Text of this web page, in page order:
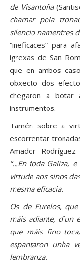
de Visantoña
chamar pola
silencio namentres
“ineficaces” para
igrexas de San
que en ambos
obxecto dos
chegaron a botar
instrumentos.
Tamén sobre a
escorrentar
Amador
“...En toda Galiza,
virtude aos sinos
mesma eficacia.
Os de Furelos,
máis adiante, d´un
que máis fino
espantaron unha
lembranza.